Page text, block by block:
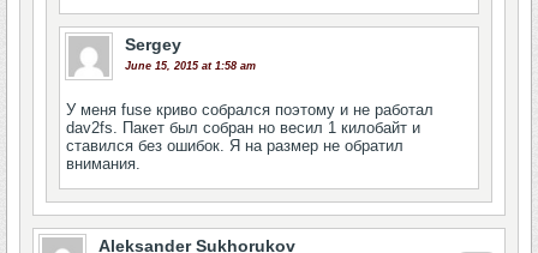
Sergey
June 15, 2015 at 1:58 am
У меня fuse криво собрался поэтому и не работал
dav2fs. Пакет был собран но весил 1 килобайт и
ставился без ошибок. Я на размер не обратил
внимания.
Aleksander Sukhorukov